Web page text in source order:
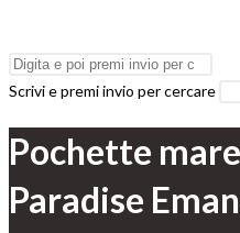
Scrivi e premi invio per cercare
Pochette
Paradise